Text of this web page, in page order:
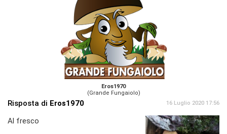
Eros1970
(Grande Fungaiolo)
Risposta di Eros1970 16 Luglio 2020 17:56
Al fresco